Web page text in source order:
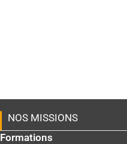
NOS MISSIONS
Formations